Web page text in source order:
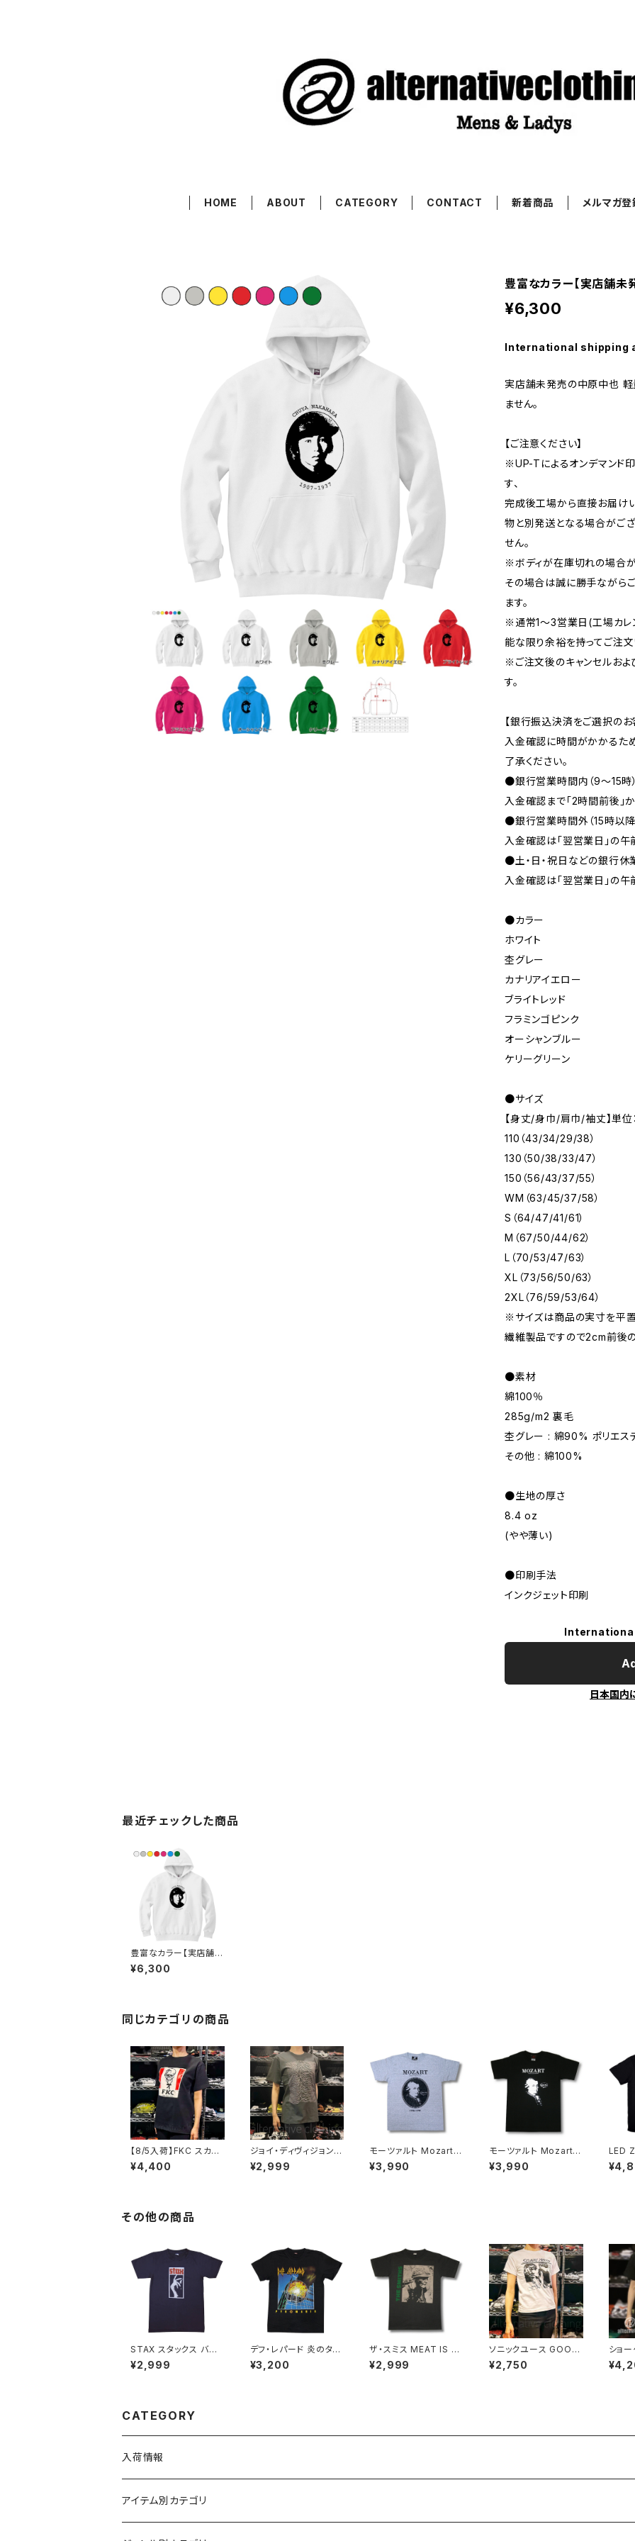
HOME ABOUT CATEGORY CONTACT 新着商品 メルマガ登
豊富なカラー【実店舗
¥6,300
International shipping
実店舗未発売の中原中也 軽
ません。
【ご注意ください】
※UP-Tによるオンデマンド
す、
完成後工場から直接お届け
物と別発送となる場合がご
せん。
※ボディが在庫切れの場合が
その場合は誠に勝手ながら
ます。
※通常1〜3営業日(工場カレ
能な限り余裕を持ってご注
※ご注文後のキャンセルお
す。
【銀行振込決済をご選択のお
入金確認に時間がかかるた
了承ください。
●銀行営業時間内（9〜15時
入金確認まで「2時間前後」
●銀行営業時間外（15時以降
入金確認は「翌営業日」の午
●土・日・祝日などの銀行休
入金確認は「翌営業日」の午
●カラー
ホワイト
杢グレー
カナリアイエロー
ブライトレッド
フラミンゴピンク
オーシャンブルー
ケリーグリーン
●サイズ
【身丈/身巾/肩巾/袖丈】単位
110（43/34/29/38）
130（50/38/33/47）
150（56/43/37/55）
WM（63/45/37/58）
S（64/47/41/61）
M（67/50/44/62）
L（70/53/47/63）
XL（73/56/50/63）
2XL（76/59/53/64）
※サイズは商品の実寸を平置
繊維製品ですので2cm前後
●素材
綿100％
285g/m2 裏毛
杢グレー : 綿90% ポリエス
その他 : 綿100%
●生地の厚さ
8.4 oz
(やや薄い)
●印刷手法
インクジェット印刷
日本国内
最近チェックした商品
豊富なカラー【実店舗未
発売】中原中也 パーカ
ー upt
¥6,300
同じカテゴリの商品
【8/5入荷】FKC スカル
おじさん Tシャツ おも
しろ パロディ プレゼン
クリスマス ロックTシャ
ツ バンドTシャツ 黒 ブ
¥4,400
ジョイ・ディヴィジョン J
OY DIVISION アンノウ
ン・プレジャーズ Unkn
¥2,999
モーツァルト Mozart
アマデウス Falco Tシ
ャツ グレー Rock Me
¥3,990
モーツァルト Mozart
アマデウス Falco Tシ
ャツ Rock Me Amad
¥3,990
LED
ド・
その他の商品
STAX スタックス バン
ドTシャツ ロックTシャ
ツ Tシャツ bny グレー
¥2,999
デフ・レパード 炎のター
ゲット PYROMANIA
黒 メンズ レディース ロ
¥3,200
ザ・スミス MEAT IS M
URDER ミート・イズ・マ
ーダー THE SMITHS
¥2,999
ソニックユース GOO
半袖Ｔシャツ SONIC Y
OUTH 白 メンズ レディ
¥2,750
ショ
シャ
ーラ
CATEGORY
入荷情報
アイテム別カテゴリ